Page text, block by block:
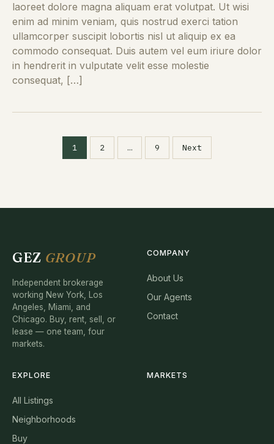
laoreet dolore magna aliquam erat volutpat. Ut wisi
enim ad minim veniam, quis nostrud exerci tation
ullamcorper suscipit lobortis nisl ut aliquip ex ea
commodo consequat. Duis autem vel eum iriure dolor
in hendrerit in vulputate velit esse molestie
consequat, […]
1 2 … 9 Next
GEZ GROUP
Independent brokerage
working New York, Los
Angeles, Miami, and
Chicago. Buy, rent, sell, or
lease — one team, four
markets.
COMPANY
About Us
Our Agents
Contact
EXPLORE
All Listings
Neighborhoods
Buy
MARKETS